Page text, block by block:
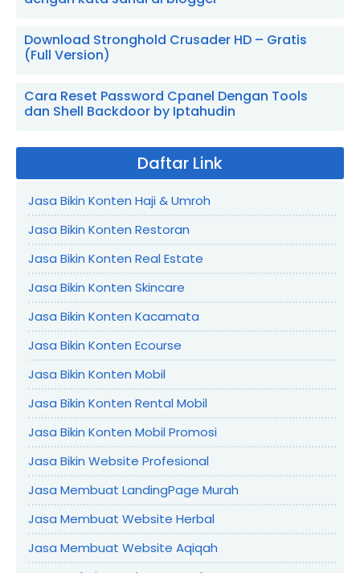
Download Stronghold Crusader HD – Gratis
(Full Version)
Cara Reset Password Cpanel Dengan Tools
dan Shell Backdoor by Iptahudin
Daftar Link
Jasa Bikin Konten Haji & Umroh
Jasa Bikin Konten Restoran
Jasa Bikin Konten Real Estate
Jasa Bikin Konten Skincare
Jasa Bikin Konten Kacamata
Jasa Bikin Konten Ecourse
Jasa Bikin Konten Mobil
Jasa Bikin Konten Rental Mobil
Jasa Bikin Konten Mobil Promosi
Jasa Bikin Website Profesional
Jasa Membuat LandingPage Murah
Jasa Membuat Website Herbal
Jasa Membuat Website Aqiqah